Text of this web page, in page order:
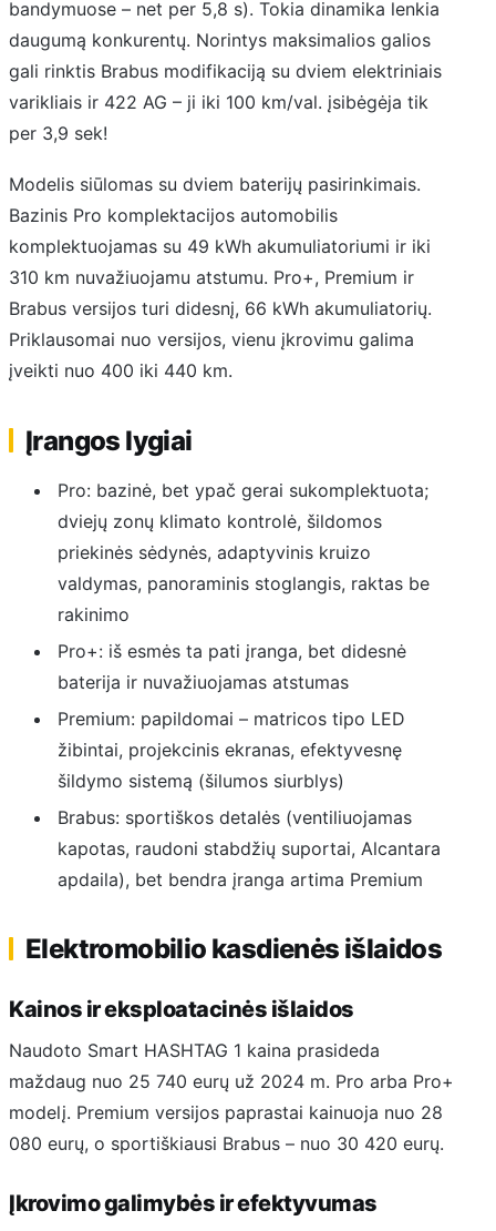
bandymuose – net per 5,8 s). Tokia dinamika lenkia
daugumą konkurentų. Norintys maksimalios galios
gali rinktis Brabus modifikaciją su dviem elektriniais
varikliais ir 422 AG – ji iki 100 km/val. įsibėgėja tik
per 3,9 sek!
Modelis siūlomas su dviem baterijų pasirinkimais.
Bazinis Pro komplektacijos automobilis
komplektuojamas su 49 kWh akumuliatoriumi ir iki
310 km nuvažiuojamu atstumu. Pro+, Premium ir
Brabus versijos turi didesnį, 66 kWh akumuliatorių.
Priklausomai nuo versijos, vienu įkrovimu galima
įveikti nuo 400 iki 440 km.
Įrangos lygiai
Pro: bazinė, bet ypač gerai sukomplektuota;
dviejų zonų klimato kontrolė, šildomos
priekinės sėdynės, adaptyvinis kruizo
valdymas, panoraminis stoglangis, raktas be
rakinimo
Pro+: iš esmės ta pati įranga, bet didesnė
baterija ir nuvažiuojamas atstumas
Premium: papildomai – matricos tipo LED
žibintai, projekcinis ekranas, efektyvesnę
šildymo sistemą (šilumos siurblys)
Brabus: sportiškos detalės (ventiliuojamas
kapotas, raudoni stabdžių suportai, Alcantara
apdaila), bet bendra įranga artima Premium
Elektromobilio kasdienės išlaidos
Kainos ir eksploatacinės išlaidos
Naudoto Smart HASHTAG 1 kaina prasideda
maždaug nuo 25 740 eurų už 2024 m. Pro arba Pro+
modelį. Premium versijos paprastai kainuoja nuo 28
080 eurų, o sportiškiausi Brabus – nuo 30 420 eurų.
Įkrovimo galimybės ir efektyvumas